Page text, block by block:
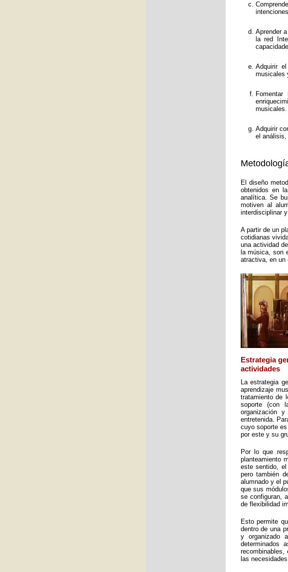
Aprender
la red
Adquirir
musicales
musicales.
Adquirir
el análisis,
El diseño
obtenidos en
analítica. Se
motiven al
interdisciplinar
A partir de un
cotidianas
una actividad
la música, son
atractiva, en un
Estrategia
actividades
La estrategia
aprendizaje
tratamiento de
soporte (con
organización
entretenida.
cuyo soporte
por este y su
Por lo que
planteamiento
este sentido,
pero también
alumnado y el
que sus
se configuran,
de flexibilidad
Esto permite
dentro de una
y organizado
determinados
recombinables,
las